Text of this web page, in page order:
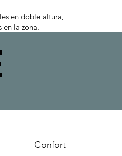
en doble altura,
la zona.
Confort